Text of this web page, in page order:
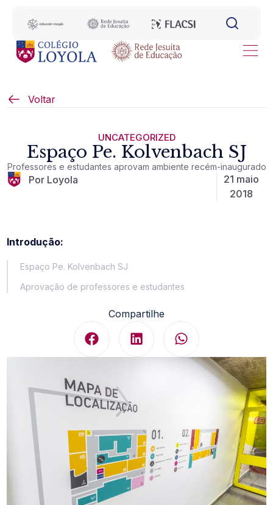
Voltar
UNCATEGORIZED
Espaço Pe. Kolvenbach SJ
Professores e estudantes aprovam ambiente recém-inaugurado
Por Loyola
21 maio
2018
Introdução:
Espaço Pe. Kolvenbach SJ
Aprovação de professores e estudantes
Compartilhe